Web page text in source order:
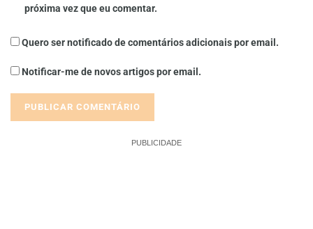
próxima vez que eu comentar.
Quero ser notificado de comentários adicionais por email.
Notificar-me de novos artigos por email.
PUBLICIDADE